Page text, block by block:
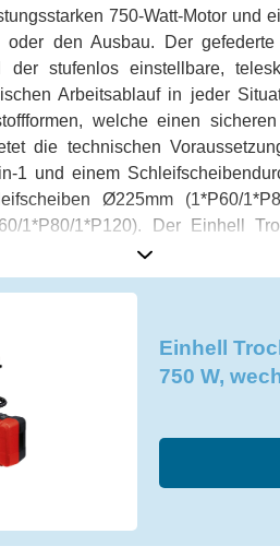
750-Watt-Motor und
den Ausbau. Der
der stufenlos einstellbare,
Arbeitsablauf in jeder
welche einen
die technischen
1 und einem
Ø225mm (1*P60/
1*P80/1*P120). Der Einhell
zu befreien und ist ein
Einhell
750 W,